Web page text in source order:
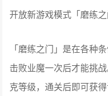
开放新游戏模式「磨练之
「磨练之门」是在各种
击败业魔一次后才能挑
克等级，通关后即可获